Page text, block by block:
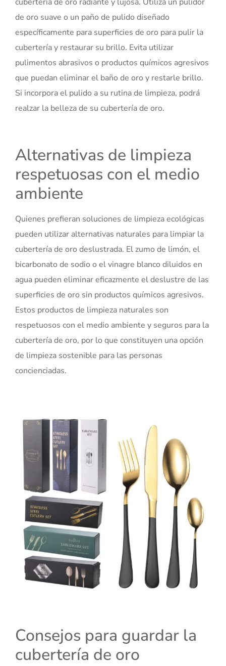
de oro suave o un paño de pulido diseñado
específicamente para superficies de oro para pulir la
cubertería y restaurar su brillo. Evita utilizar
pulimentos abrasivos o productos químicos agresivos
que puedan eliminar el baño de oro y restarle brillo.
Si incorpora el pulido a su rutina de limpieza, podrá
realzar la belleza de su cubertería de oro.
Alternativas de limpieza
respetuosas con el medio
ambiente
Quienes prefieran soluciones de limpieza ecológicas
pueden utilizar alternativas naturales para limpiar la
cubertería de oro deslustrada. El zumo de limón, el
bicarbonato de sodio o el vinagre blanco diluidos en
agua pueden eliminar eficazmente el deslustre de las
superficies de oro sin productos químicos agresivos.
Estos productos de limpieza naturales son
respetuosos con el medio ambiente y seguros para la
cubertería de oro, por lo que constituyen una opción
de limpieza sostenible para las personas
concienciadas.
Consejos para guardar la
cubertería de oro